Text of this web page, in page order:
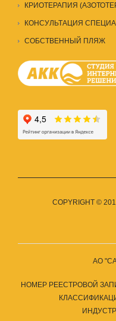
КРИОТЕРАПИЯ
КОНСУЛЬТАЦИЯ
СОБСТВЕННЫЙ ПЛЯЖ
COPYRIGHT ©
АО
НОМЕР РЕЕСТРОВОЙ